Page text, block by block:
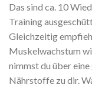
Das sind ca. 10
Training
Gleichzeitig
Muskelwachstum
nimmst du über
Nährstoffe zu dir.